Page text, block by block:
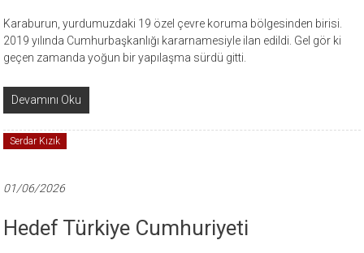
Karaburun, yurdumuzdaki 19 özel çevre koruma bölgesinden birisi.
2019 yılında Cumhurbaşkanlığı kararnamesiyle ilan edildi. Gel gör ki
geçen zamanda yoğun bir yapılaşma sürdü gitti.
Devamını Oku
Serdar Kızık
01/06/2026
Hedef Türkiye Cumhuriyeti